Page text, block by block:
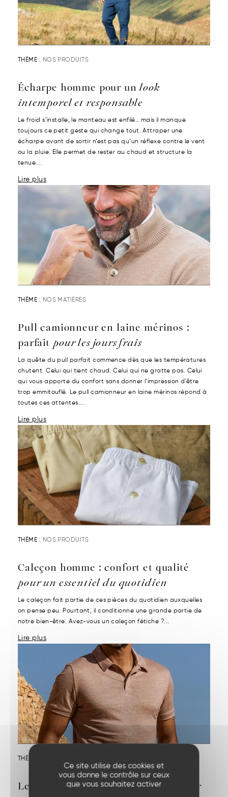
Ce site utilise des cookies et
vous donne le contrôle sur ceux
que vous souhaitez activer
THÈME : NOS PRODUITS
Écharpe homme pour unlook
intemporel et responsable
Le froid s’installe, le manteau est enfilé… mais il manque
toujours ce petit geste qui change tout. Attraper une
écharpe avant de sortir n’est pas qu’un réflexe contre le vent
ou la pluie. Elle permet de rester au chaud et structure la
tenue....
Lire plus
THÈME : NOS MATIÈRES
Pull camionneur en laine mérinos :
parfait pour les jours frais
La quête du pull parfait commence dès que les températures
chutent. Celui qui tient chaud. Celui qui ne gratte pas. Celui
qui vous apporte du confort sans donner l’impression d’être
trop emmitouflé. Le pull camionneur en laine mérinos répond à
toutes ces attentes....
Lire plus
THÈME : NOS PRODUITS
Caleçon homme : confort et qualité
pour un essentiel du quotidien
Le caleçon fait partie de ces pièces du quotidien auxquelles
on pense peu. Pourtant, il conditionne une grande partie de
notre bien-être. Avez-vous un caleçon fétiche ?...
Lire plus
THÈME :
Le polo en lin : style chic et fraîcheur